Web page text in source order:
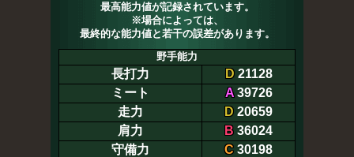
最高能力値が記録されています。
※場合によっては、
最終的な能力値と若干の誤差があります。
野手能力
長打力 D21128
ミート
A39726
走力
D 20659
肩力
B 36024
守備力
C 30198